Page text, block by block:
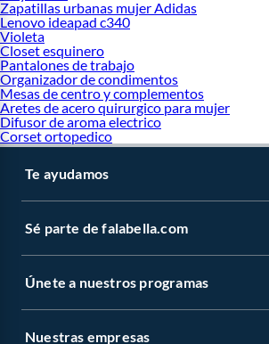
Zapatillas urbanas mujer Adidas
Lenovo ideapad c340
Violeta
Closet esquinero
Pantalones de trabajo
Organizador de condimentos
Mesas de centro y complementos
Aretes de acero quirurgico para mujer
Difusor de aroma electrico
Corset ortopedico
Te ayudamos
Sé parte de falabella.com
Únete a nuestros programas
Nuestras empresas